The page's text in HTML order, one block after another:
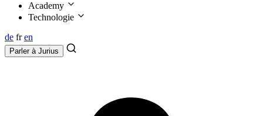
Academy
Technologie
de fr en
Parler à Jurius